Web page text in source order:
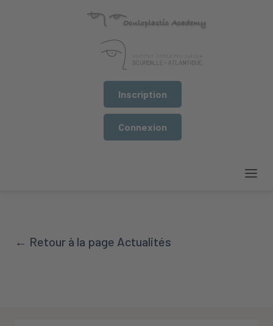
Inscription
Connexion
← Retour à la page Actualités